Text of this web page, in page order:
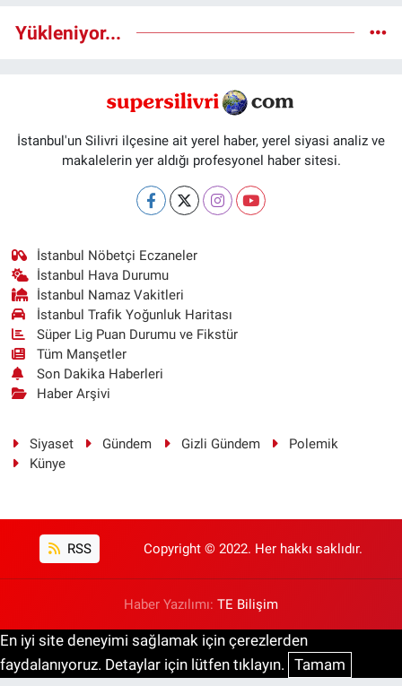
Yükleniyor...
İstanbul'un Silivri ilçesine ait yerel haber, yerel siyasi analiz ve
makalelerin yer aldığı profesyonel haber sitesi.
İstanbul Nöbetçi Eczaneler
İstanbul Hava Durumu
İstanbul Namaz Vakitleri
İstanbul Trafik Yoğunluk Haritası
Süper Lig Puan Durumu ve Fikstür
Tüm Manşetler
Son Dakika Haberleri
Haber Arşivi
Siyaset Gündem Gizli Gündem
Polemik
Künye
RSS Copyright © 2022. Her hakkı saklıdır.
Haber Yazılımı: TE Bilişim
En iyi site deneyimi sağlamak için çerezlerden
faydalanıyoruz. Detaylar için lütfen tıklayın. Tamam